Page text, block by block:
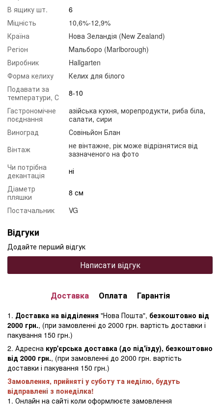
В ящику шт.
6
Міцність
10,6%-12,9%
Країна
Нова Зеландія (New Zealand)
Регіон
Мальборо (Marlborough)
Виробник
Hallgarten
Форма келиху
Келих для білого
Подавати за
температури, С
8-10
Гастрономічне
поєднання
азійська кухня, морепродукти, риба біла,
салати, сири
Виноград
Совіньйон Блан
Вінтаж
не вінтажне, рік може відрізнятися від
зазначеного на фото
Чи потрібна
декантація
ні
Діаметр
пляшки
8 см
Постачальник
VG
Відгуки
Додайте перший відгук
Написати відгук
Доставка Оплата Гарантія
1. Доставка на відділення "Нова Пошта", безкоштовно від
2000 грн., (при замовленні до 2000 грн. вартість доставки і
пакування 150 грн.)
2. Адресна кур'єрська доставка (до під'їзду), безкоштовно
від 2000 грн., (при замовленні до 2000 грн. вартість
доставки і пакування 150 грн.)
Замовлення, прийняті у суботу та неділю, будуть
відправлені з понеділка!
1. Онлайн на сайті коли оформлюєте замовлення